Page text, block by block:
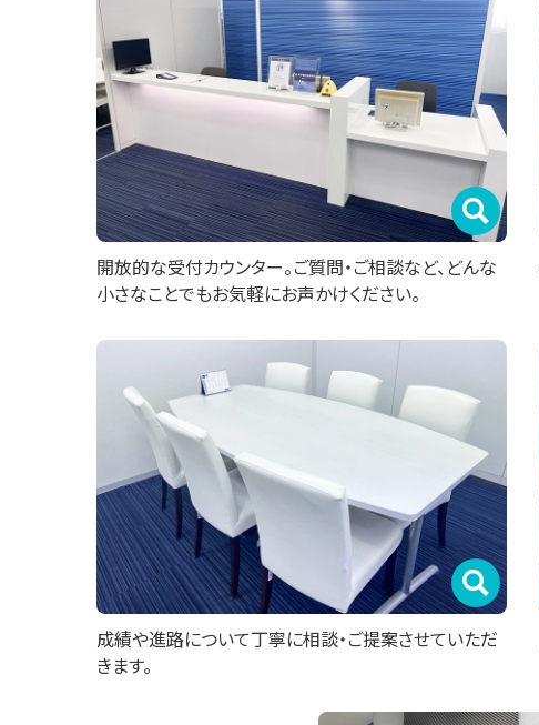
開放的な受付カウンター。ご質問・ご相談など、どんな
小さなことでもお気軽にお声かけください。
成績や進路について丁寧に相談・ご提案させていただ
きます。